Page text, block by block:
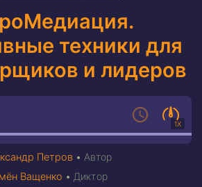
техники для
и лидеров
1X
Петров • Автор
Ващенко • Диктор